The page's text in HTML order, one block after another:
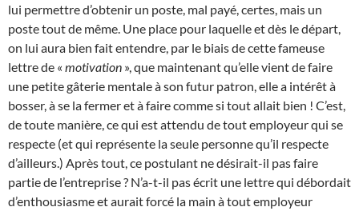
lui permettre d’obtenir un poste, mal payé, certes, mais un
poste tout de même. Une place pour laquelle et dès le départ,
on lui aura bien fait entendre, par le biais de cette fameuse
lettre de « motivation », que maintenant qu’elle vient de faire
une petite gâterie mentale à son futur patron, elle a intérêt à
bosser, à se la fermer et à faire comme si tout allait bien ! C’est,
de toute manière, ce qui est attendu de tout employeur qui se
respecte (et qui représente la seule personne qu’il respecte
d’ailleurs.) Après tout, ce postulant ne désirait-il pas faire
partie de l’entreprise ? N’a-t-il pas écrit une lettre qui débordait
d’enthousiasme et aurait forcé la main à tout employeur